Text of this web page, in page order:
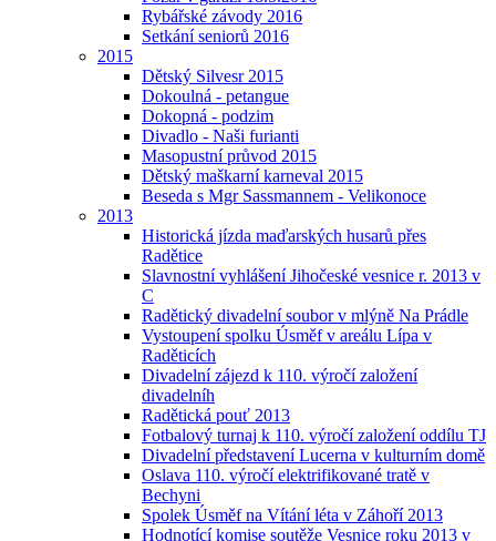
Rybářské závody 2016
Setkání seniorů 2016
2015
Dětský Silvesr 2015
Dokoulná - petangue
Dokopná - podzim
Divadlo - Naši furianti
Masopustní průvod 2015
Dětský maškarní karneval 2015
Beseda s Mgr Sassmannem - Velikonoce
2013
Historická jízda maďarských husarů přes
Radětice
Slavnostní vyhlášení Jihočeské vesnice r. 2013 v
C
Radětický divadelní soubor v mlýně Na Prádle
Vystoupení spolku Úsměf v areálu Lípa v
Raděticích
Divadelní zájezd k 110. výročí založení
divadelníh
Radětická pouť 2013
Fotbalový turnaj k 110. výročí založení oddílu TJ
Divadelní představení Lucerna v kulturním domě
Oslava 110. výročí elektrifikované tratě v
Bechyni
Spolek Úsměf na Vítání léta v Záhoří 2013
Hodnotící komise soutěže Vesnice roku 2013 v